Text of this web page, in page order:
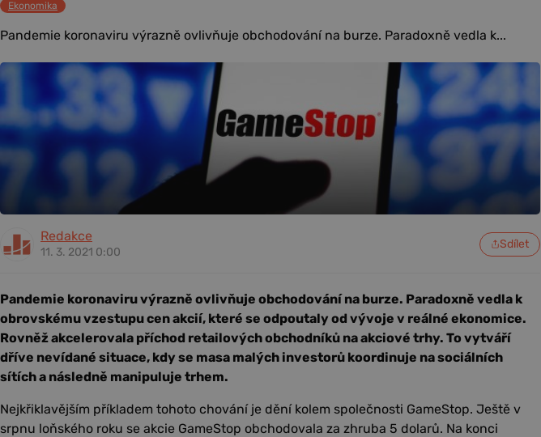
Ekonomika
Pandemie koronaviru výrazně ovlivňuje obchodování na burze. Paradoxně vedla k...
Redakce
11. 3. 2021 0:00
Sdílet
Pandemie koronaviru výrazně ovlivňuje obchodování na burze. Paradoxně vedla k
obrovskému vzestupu cen akcií, které se odpoutaly od vývoje v reálné ekonomice.
Rovněž akcelerovala příchod retailových obchodníků na akciové trhy. To vytváří
dříve nevídané situace, kdy se masa malých investorů koordinuje na sociálních
sítích a následně manipuluje trhem.
Nejkřiklavějším příkladem tohoto chování je dění kolem společnosti GameStop. Ještě v
srpnu loňského roku se akcie GameStop obchodovala za zhruba 5 dolarů. Na konci